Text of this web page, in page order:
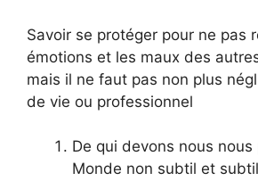
Savoir se protéger pour ne pas
émotions et les maux des
mais il ne faut pas non plus
de vie ou professionnel
De qui devons nous nous
Monde non subtil et